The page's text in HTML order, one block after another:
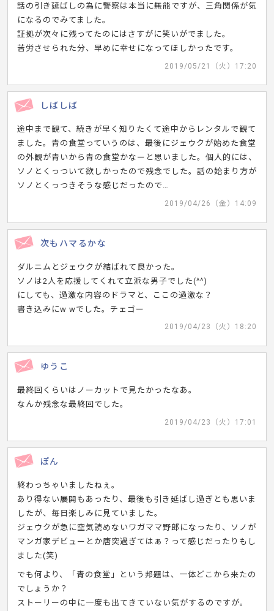
話の引き延ばしの為に警察は本当に無能ですが、三角関係が気
になるのでみてました。
証拠が次々に残ってたのにはさすがに笑いがでました。
苦労させられた分、早めに幸せになってほしかったです。
2019/05/21（火）17:20
しばしば
途中まで観て、続きが早く知りたくて途中からレンタルで観て
ました。青の食堂っていうのは、最後にジェウクが始めた食堂
の外観が青いから青の食堂かなーと思いました。個人的には、
ソノとくっついて欲しかったので残念でした。話の始まり方が
ソノとくっつきそうな感じだったので…
2019/04/26（金）14:09
次もハマるかな
ダルニムとジェウクが結ばれて良かった。
ソノは2人を応援してくれて立派な男子でした(^^)
にしても、過激な内容のドラマと、ここの過激な？
書き込みにw wでした。チェゴー
2019/04/23（火）18:20
ゆうこ
最終回くらいはノーカットで見たかったなあ。
なんか残念な最終回でした。
2019/04/23（火）17:01
ぽん
終わっちゃいましたねぇ。
あり得ない展開もあったり、最後も引き延ばし過ぎとも思いま
したが、毎日楽しみに見ていました。
ジェウクが急に空気読めないワガママ野郎になったり、ソノが
マンガ家デビューとか唐突過ぎてはぁ？って感じだったりもし
ました(笑)
でも何より、「青の食堂」という邦題は、一体どこから来たの
でしょうか？
ストーリーの中に一度も出てきていない気がするのですが。